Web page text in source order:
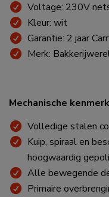
Voltage: 230V
Kleur: wit
Garantie: 2 jaar
Merk:
Mechanische
Volledige stalen
Kuip, spiraal en
hoogwaardig
Alle bewegende
Primaire